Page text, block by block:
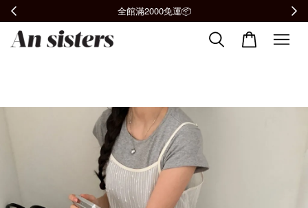
加入會員贈購物金100元